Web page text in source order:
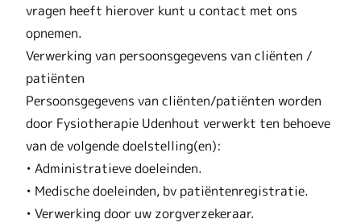
vragen heeft hierover kunt u contact met ons
opnemen.
Verwerking van persoonsgegevens van cliënten /
patiënten
Persoonsgegevens van cliënten/patiënten worden
door Fysiotherapie Udenhout verwerkt ten behoeve
van de volgende doelstelling(en):
• Administratieve doeleinden.
• Medische doeleinden, bv patiëntenregistratie.
• Verwerking door uw zorgverzekeraar.